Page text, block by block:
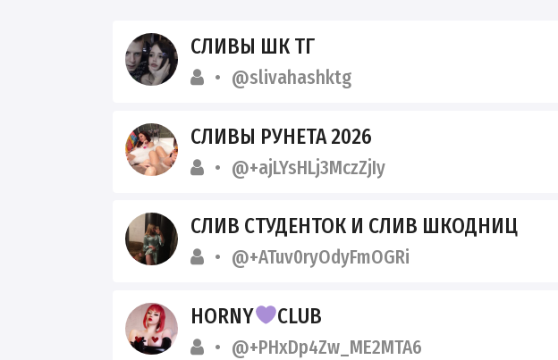
СЛИВЫ ШК ТГ
@slivahashktg
СЛИВЫ РУНЕТА 2026
@+ajLYsHLj3MczZjIy
СЛИВ СТУДЕНТОК И СЛИВ ШКОДНИЦ
@+ATuv0ryOdyFmOGRi
HORNY CLUB
@+PHxDp4Zw_ME2MTA6